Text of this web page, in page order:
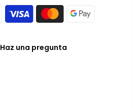
Haz una pregunta